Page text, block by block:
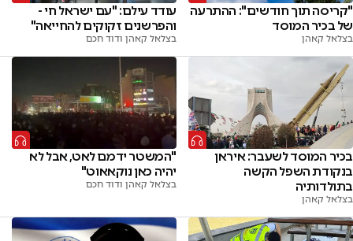
"קריסה תוך חודשים": ההתרעה
של בכיר המוסד
בצלאל קאהן
עודד עילם: "עם ישראל חי -
והפרשנים זקוקים להחייאה"
בצלאל קאהן ודוד חכם
בכיר המוסד לשעבר: איראן
בנקודת השפל הקשה
בתולדותיה
בצלאל קאהן
"המשטר ידמם לאט, אבל לא
יהיה כאן נוקאאוט"
בצלאל קאהן ודוד חכם